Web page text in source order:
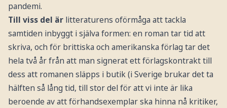
pandemi.
Till viss del ärlitteraturens oförmåga att tackla
samtiden inbyggt i själva formen: en roman tar tid att
skriva, och för brittiska och amerikanska förlag tar det
hela två år från att man signerat ett förlagskontrakt till
dess att romanen släpps i butik (i Sverige brukar det ta
hälften så lång tid, till stor del för att vi inte är lika
beroende av att förhandsexemplar ska hinna nå kritiker,